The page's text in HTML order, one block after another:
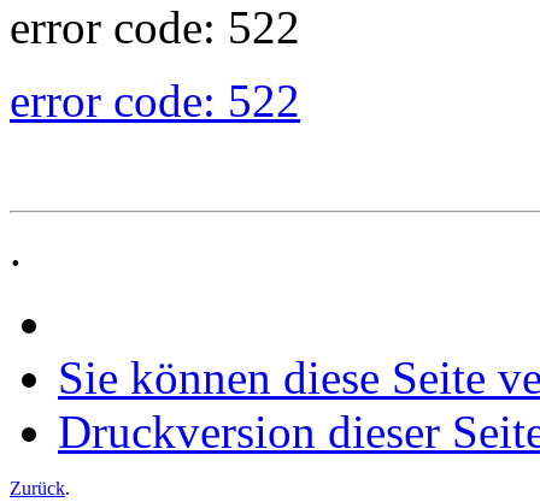
error code: 522
error code: 522
.
Sie können diese Seite
Druckversion dieser
Zurück.